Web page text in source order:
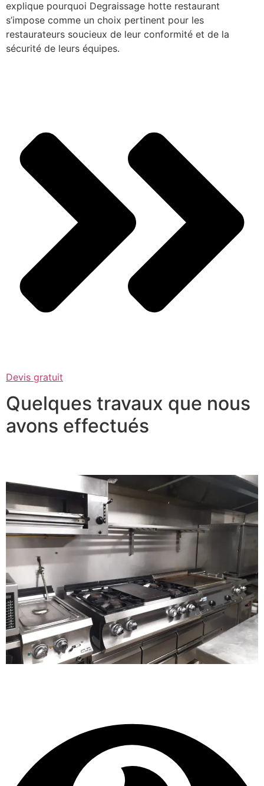
explique pourquoi Degraissage hotte restaurant
s’impose comme un choix pertinent pour les
restaurateurs soucieux de leur conformité et de la
sécurité de leurs équipes.
Devis gratuit
Quelques travaux que nous
avons effectués